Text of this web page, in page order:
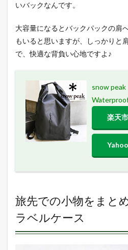
いバックなんです。
大容量になるとバックパックの肩
もいると思いますが、しっかりと
で、快適な背負い心地ですよ♪
snow
楽天
旅先での小物をまと
ラベルケース